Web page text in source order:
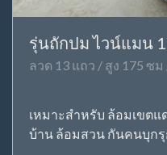
รุ่นถักปม ไวน์แมน
ลวด 13 แถว / สูง 175 ซ
เหมาะสำหรับ ล้อมเขต
บ้าน ล้อมสวน กันคนบุก